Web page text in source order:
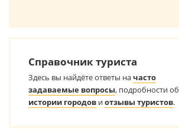
Справочник туриста
Здесь вы найдёте ответы начасто
задаваемые вопросы, подробности об
истории городов иотзывы туристов.